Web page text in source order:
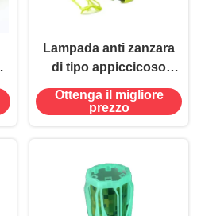
Lampada anti zanzara
di tipo appiccicoso
per ≤ 0,5 kg Trappola
volante appiccicosa
Ottenga il migliore
prezzo